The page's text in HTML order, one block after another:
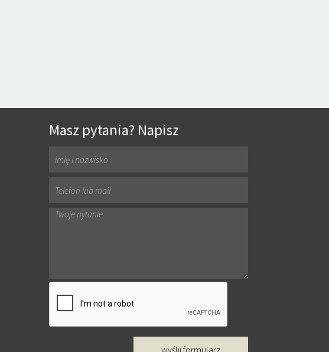
Masz pytania? Napisz
wyślij formularz